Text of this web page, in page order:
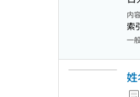
内
索
一
姓